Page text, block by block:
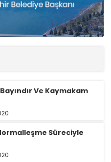
Ve Kaymakam
Süreciyle